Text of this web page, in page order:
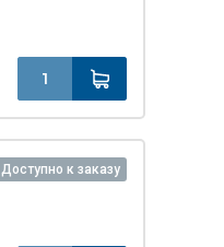
Доступно к заказу